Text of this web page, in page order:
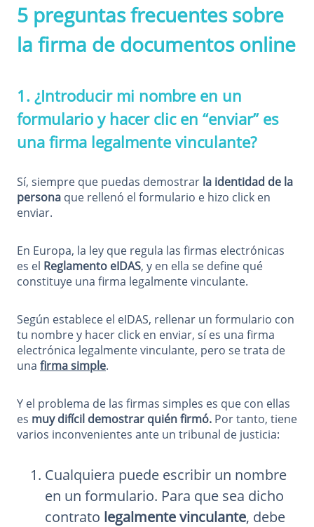
5 preguntas frecuentes sobre
la firma de documentos online
1. ¿Introducir mi nombre en un
formulario y hacer clic en “enviar” es
una firma legalmente vinculante?
Sí, siempre que puedas demostrar la identidad de la
persona que rellenó el formulario e hizo click en
enviar.
En Europa, la ley que regula las firmas electrónicas
es el Reglamento eIDAS, y en ella se define qué
constituye una firma legalmente vinculante.
Según establece el eIDAS, rellenar un formulario con
tu nombre y hacer click en enviar, sí es una firma
electrónica legalmente vinculante, pero se trata de
una firma simple.
Y el problema de las firmas simples es que con ellas
es muy difícil demostrar quién firmó. Por tanto, tiene
varios inconvenientes ante un tribunal de justicia:
Cualquiera puede escribir un nombre
en un formulario. Para que sea dicho
contrato legalmente vinculante, debe